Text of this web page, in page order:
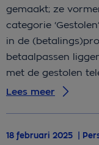
gemaakt; ze
categorie
in de
betaalpassen
met de gestolen
Lees meer
18 februari 2025 |